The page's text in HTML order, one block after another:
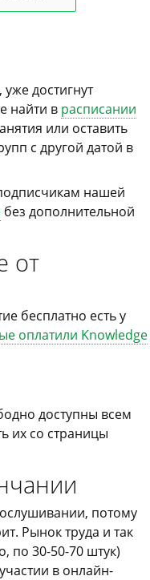
достигнут
найти в расписании
или оставить
с другой датой в
нашей
без дополнительной
от
бесплатно есть у
оплатили Knowledge
доступны всем
их со страницы
потому
Рынок труда и так
по 30-50-70 штук)
в онлайн-